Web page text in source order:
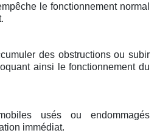
le fonctionnement normal
des obstructions ou subir
ainsi le fonctionnement du
usés ou endommagés
immédiat.